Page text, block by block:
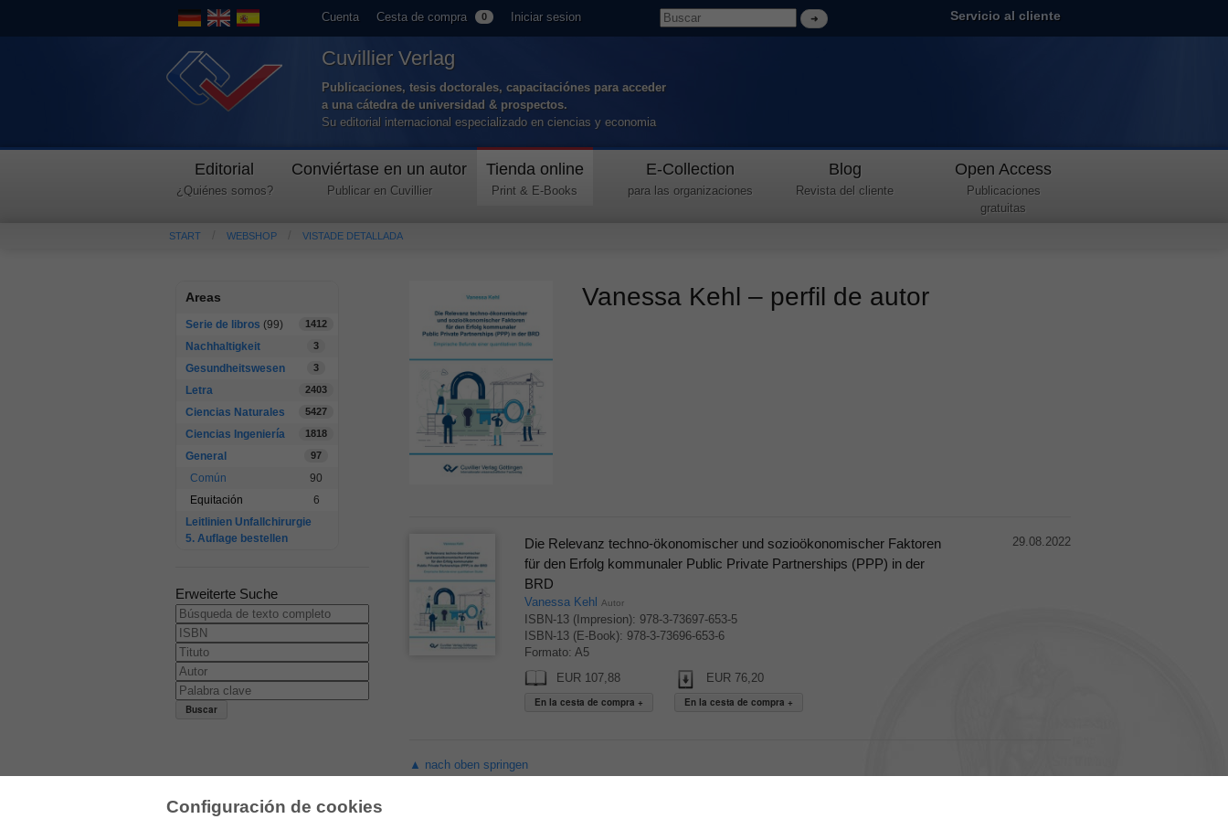
Configuración de cookies
Cuenta Cesta de compra 0 Iniciar sesion Servicio al cliente
Cuvillier Verlag
Publicaciones, tesis doctorales, capacitaciónes para acceder
a una cátedra de universidad & prospectos.
Su editorial internacional especializado en ciencias y economia
Editorial
¿Quiénes somos?
Conviértase en un autor
Publicar en Cuvillier
Tienda online
Print & E-Books
E-Collection
para las organizaciones
Blog
Revista del cliente
Open Access
Publicaciones
gratuitas
START WEBSHOP VISTADE DETALLADA
Areas
Serie de libros (99) 1412
Nachhaltigkeit 3
Gesundheitswesen 3
Letra 2403
Ciencias Naturales 5427
Ciencias Ingeniería 1818
General 97
Común
90
Equitación
6
Leitlinien Unfallchirurgie
5. Auflage bestellen
Erweiterte Suche
Vanessa Kehl – perfil de autor
Die Relevanz techno-ökonomischer und sozioökonomischer Faktoren
für den Erfolg kommunaler Public Private Partnerships (PPP) in der
BRD
Vanessa Kehl Autor
ISBN-13 (Impresion): 978-3-73697-653-5
ISBN-13 (E-Book): 978-3-73696-653-6
Formato: A5
EUR 107,88
EUR 76,20
29.08.2022
▲ nach oben springen